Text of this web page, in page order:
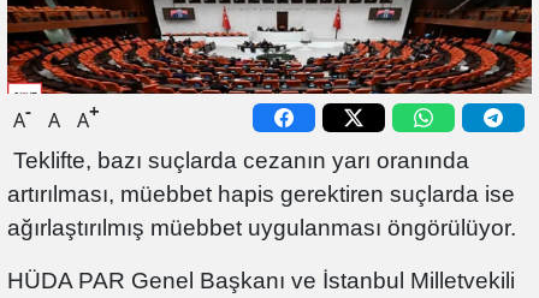
A- A A+
Teklifte, bazı suçlarda cezanın yarı oranında
artırılması, müebbet hapis gerektiren suçlarda ise
ağırlaştırılmış müebbet uygulanması öngörülüyor.
HÜDA PAR Genel Başkanı ve İstanbul Milletvekili